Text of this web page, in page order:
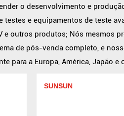
o desenvolvimento e
e equipamentos de teste
e outros produtos; Nós mesmos
de pós-venda completo, e
para a Europa, América, Japão e
SUNSUN